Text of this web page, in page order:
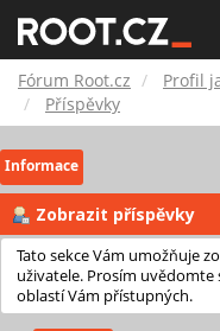
Fórum Root.cz Profil
Příspěvky
Informace
Zobrazit příspěvky
Tato sekce Vám umožňuje
uživatele. Prosím uvědomte
oblastí Vám přístupných.